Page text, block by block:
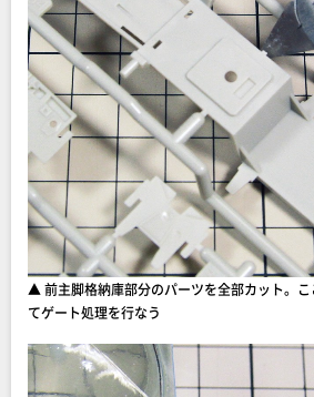
▲ 前主脚格納庫部分のパーツを全部カット。
てゲート処理を行なう